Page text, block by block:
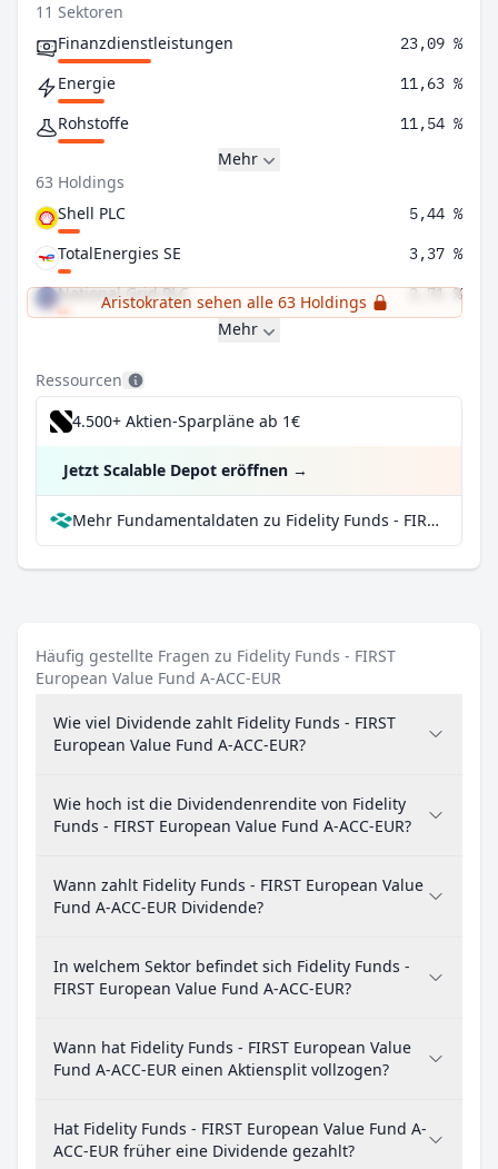
11 Sektoren
Finanzdienstleistungen
23,09 %
Energie 11,63 %
Rohstoffe 11,54 %
Mehr
63 Holdings
Shell PLC
5,44 %
TotalEnergies SE 3,37 %
National Grid PLC 2,71 %
Aristokraten sehen alle 63 Holdings
Mehr
Ressourcen
4.500+ Aktien-Sparpläne ab 1€
Jetzt Scalable Depot eröffnen →
Mehr Fundamentaldaten zu Fidelity Funds - FIRST European Value Fund A-ACC-EUR bei Parqet
Häufig gestellte Fragen zu Fidelity Funds - FIRST
European Value Fund A-ACC-EUR
Wie viel Dividende zahlt Fidelity Funds - FIRST
European Value Fund A-ACC-EUR?
Wie hoch ist die Dividendenrendite von Fidelity
Funds - FIRST European Value Fund A-ACC-EUR?
Wann zahlt Fidelity Funds - FIRST European Value
Fund A-ACC-EUR Dividende?
In welchem Sektor befindet sich Fidelity Funds -
FIRST European Value Fund A-ACC-EUR?
Wann hat Fidelity Funds - FIRST European Value
Fund A-ACC-EUR einen Aktiensplit vollzogen?
Hat Fidelity Funds - FIRST European Value Fund A-
ACC-EUR früher eine Dividende gezahlt?